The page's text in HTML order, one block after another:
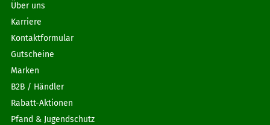
Über uns
Karriere
Kontaktformular
Gutscheine
Marken
B2B / Händler
Rabatt-Aktionen
Pfand & Jugendschutz